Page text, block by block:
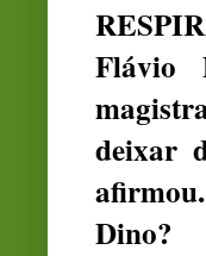
Flávio
deixar
Dino?